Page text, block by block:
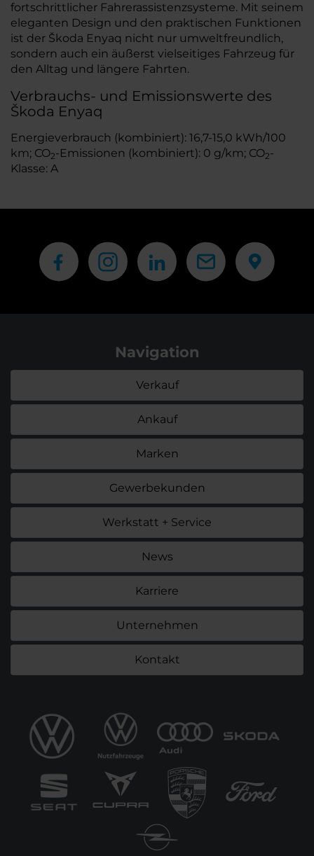
fortschrittlicher Fahrerassistenzsysteme. Mit seinem
eleganten Design und den praktischen Funktionen
ist der Škoda Enyaq nicht nur umweltfreundlich,
sondern auch ein äußerst vielseitiges Fahrzeug für
den Alltag und längere Fahrten.
Verbrauchs- und Emissionswerte des
Škoda Enyaq
Energieverbrauch (kombiniert): 16,7-15,0 kWh/100
km; CO2-Emissionen (kombiniert): 0 g/km; CO2-
Klasse: A
Navigation
Verkauf
Ankauf
Marken
Gewerbekunden
Werkstatt + Service
News
Karriere
Unternehmen
Kontakt